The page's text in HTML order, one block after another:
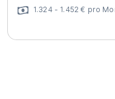
1.324 - 1.452 € pro